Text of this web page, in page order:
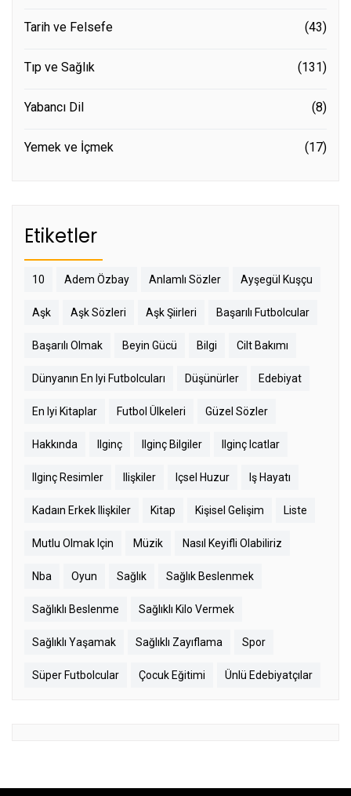
Tarih ve Felsefe (43)
Tıp ve Sağlık (131)
Yabancı Dil (8)
Yemek ve İçmek (17)
Etiketler
10 Adem Özbay Anlamlı Sözler Ayşegül Kuşçu
Aşk Aşk Sözleri Aşk Şiirleri Başarılı Futbolcular
Başarılı Olmak Beyin Gücü Bilgi Cilt Bakımı
Dünyanın En Iyi Futbolcuları Düşünürler Edebiyat
En Iyi Kitaplar Futbol Ülkeleri Güzel Sözler
Hakkında Ilginç Ilginç Bilgiler Ilginç Icatlar
Ilginç Resimler Ilişkiler Içsel Huzur Iş Hayatı
Kadaın Erkek Ilişkiler Kitap Kişisel Gelişim Liste
Mutlu Olmak Için Müzik Nasıl Keyifli Olabiliriz
Nba Oyun Sağlık Sağlık Beslenmek
Sağlıklı Beslenme Sağlıklı Kilo Vermek
Sağlıklı Yaşamak Sağlıklı Zayıflama Spor
Süper Futbolcular Çocuk Eğitimi Ünlü Edebiyatçılar